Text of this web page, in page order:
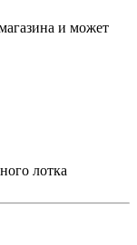
и может
лотка